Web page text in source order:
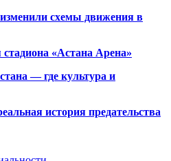
схемы движения в
«Астана Арена»
— где культура и
история предательства